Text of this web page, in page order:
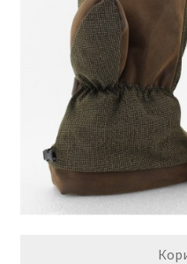
О компании
Обратная связь
Оформить заказ
Правила и условия